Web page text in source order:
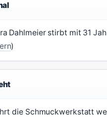
Dahlmeier stirbt mit 31
)
die Schmuckwerkstatt